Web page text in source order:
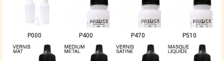
P000 P400 P470 P510